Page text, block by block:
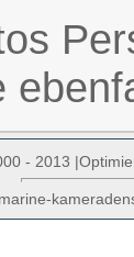
- 2013